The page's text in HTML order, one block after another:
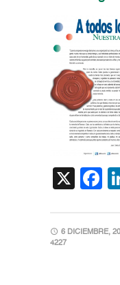
X
6 DICIEMBRE,
4227